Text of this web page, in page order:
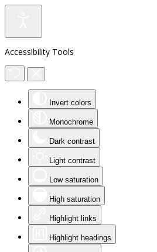
Accessibility Tools
Invert colors
Monochrome
Dark contrast
Light contrast
Low saturation
High saturation
Highlight links
Highlight headings